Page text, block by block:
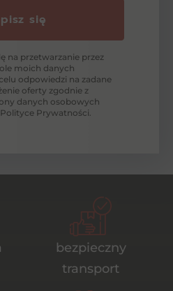
się
na przetwarzanie przez
moich danych
odpowiedzi na zadane
oferty zgodnie z
danych osobowych
Prywatności.
bezpieczny
transport